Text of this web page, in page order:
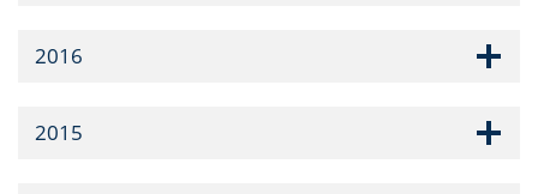
2016
2015